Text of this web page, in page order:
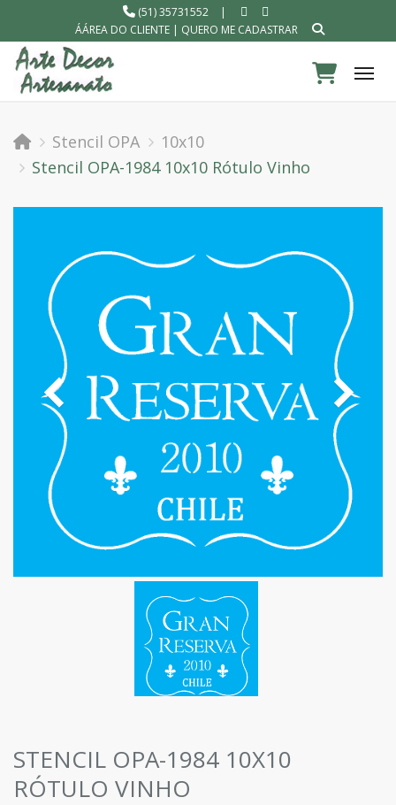
(51) 35731552
|
ÁÁREA DO CLIENTE| QUERO ME CADASTRAR
Stencil OPA
10x10
Stencil OPA-1984 10x10 Rótulo Vinho
STENCIL OPA-1984 10X10
RÓTULO VINHO